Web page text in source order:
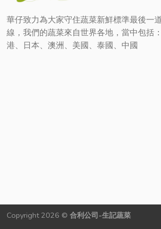
華仔致力為大家守住蔬菜新鮮標準最後一
線，我們的蔬菜來自世界各地，當中包括
港、日本、澳洲、美國、泰國、中國
Copyright 2026 © 合利公司-生記蔬菜